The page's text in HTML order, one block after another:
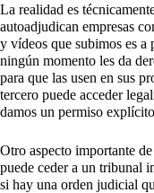
La realidad es
autoadjudican empresas
y vídeos que subimos es a
ningún momento les da
para que las usen en sus
tercero puede acceder
damos un permiso
Otro aspecto importante
puede ceder a un tribunal
si hay una orden judicial